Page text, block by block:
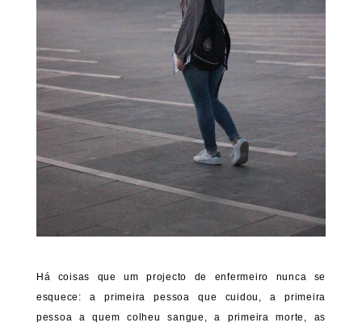
Há coisas que um projecto de enfermeiro nunca se
esquece: a primeira pessoa que cuidou, a primeira
pessoa a quem colheu sangue, a primeira morte, as